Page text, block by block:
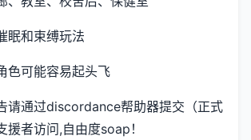
眠和束缚玩法
色可能容易起头飞
请通过discordance帮助器提交（正式
援者访问,自由度soap！